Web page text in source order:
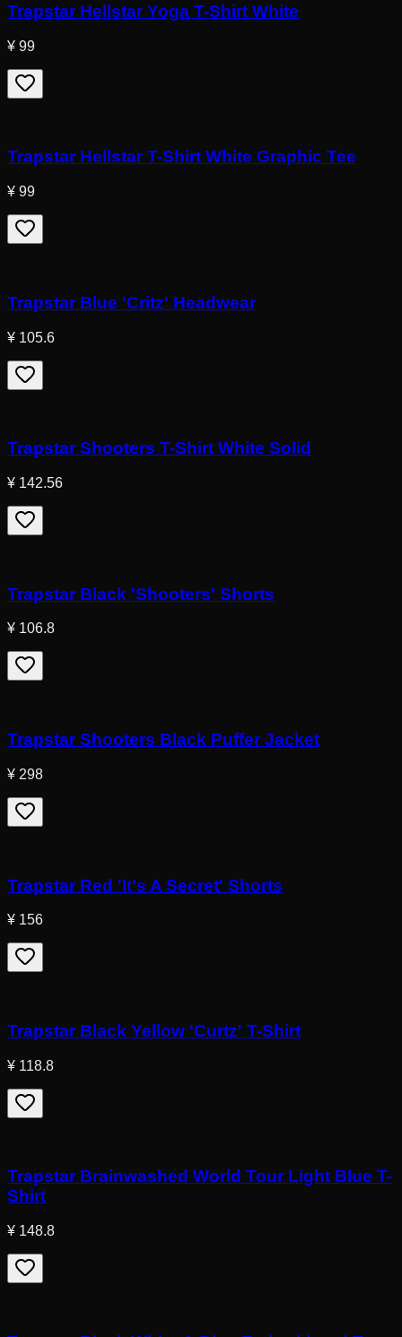
Trapstar Hellstar Yoga T-Shirt White
¥ 99
Trapstar Hellstar T-Shirt White Graphic Tee
¥ 99
Trapstar Blue 'Critz' Headwear
¥ 105.6
Trapstar Shooters T-Shirt White Solid
¥ 142.56
Trapstar Black 'Shooters' Shorts
¥ 106.8
Trapstar Shooters Black Puffer Jacket
¥ 298
Trapstar Red 'It's A Secret' Shorts
¥ 156
Trapstar Black Yellow 'Curtz' T-Shirt
¥ 118.8
Trapstar Brainwashed World Tour Light Blue T-
Shirt
¥ 148.8